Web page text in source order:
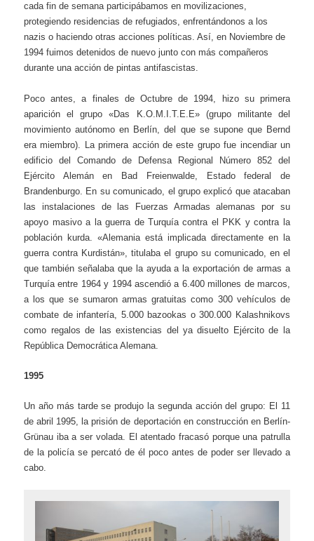
cada fin de semana participábamos en movilizaciones,
protegiendo residencias de refugiados, enfrentándonos a los
nazis o haciendo otras acciones políticas. Así, en Noviembre de
1994 fuimos detenidos de nuevo junto con más compañeros
durante una acción de pintas antifascistas.
Poco antes, a finales de Octubre de 1994, hizo su primera
aparición el grupo «Das K.O.M.I.T.E.E» (grupo militante del
movimiento autónomo en Berlín, del que se supone que Bernd
era miembro). La primera acción de este grupo fue incendiar un
edificio del Comando de Defensa Regional Número 852 del
Ejército Alemán en Bad Freienwalde, Estado federal de
Brandenburgo. En su comunicado, el grupo explicó que atacaban
las instalaciones de las Fuerzas Armadas alemanas por su
apoyo masivo a la guerra de Turquía contra el PKK y contra la
población kurda. «Alemania está implicada directamente en la
guerra contra Kurdistán», titulaba el grupo su comunicado, en el
que también señalaba que la ayuda a la exportación de armas a
Turquía entre 1964 y 1994 ascendió a 6.400 millones de marcos,
a los que se sumaron armas gratuitas como 300 vehículos de
combate de infantería, 5.000 bazookas o 300.000 Kalashnikovs
como regalos de las existencias del ya disuelto Ejército de la
República Democrática Alemana.
1995
Un año más tarde se produjo la segunda acción del grupo: El 11
de abril 1995, la prisión de deportación en construcción en Berlín-
Grünau iba a ser volada. El atentado fracasó porque una patrulla
de la policía se percató de él poco antes de poder ser llevado a
cabo.